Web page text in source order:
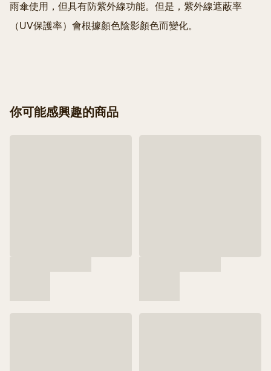
雨傘使用，但具有防紫外線功能。但是，紫外線遮蔽率
（UV保護率）會根據顏色陰影顏色而變化。
你可能感興趣的商品